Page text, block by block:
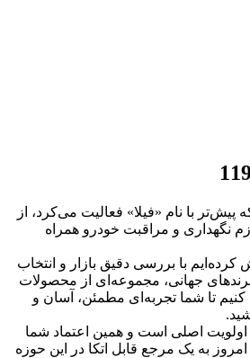
تهران کار 119 که پیش‌تر با نام «فیلا» فعالیت می‌کرد، از
لوازم نگهداری و مراقبت خودرو همراه
کرده‌ایم با بررسی دقیق بازار و انتخاب
برندهای جهانی، مجموعه‌ای از محصولات
کنیم تا شما تجربه‌ای مطمئن، آسان و
اصلی است و همین اعتماد شما
باعث شده تهران کار 119 امروز به یک مرجع قابل اتکا در این حوزه